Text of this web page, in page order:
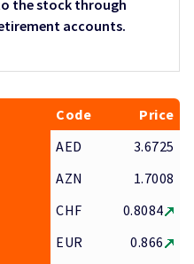
the stock through
accounts.
Code
Price
AED
3.6725
AZN
1.7008
CHF
0.8084
EUR
0.866